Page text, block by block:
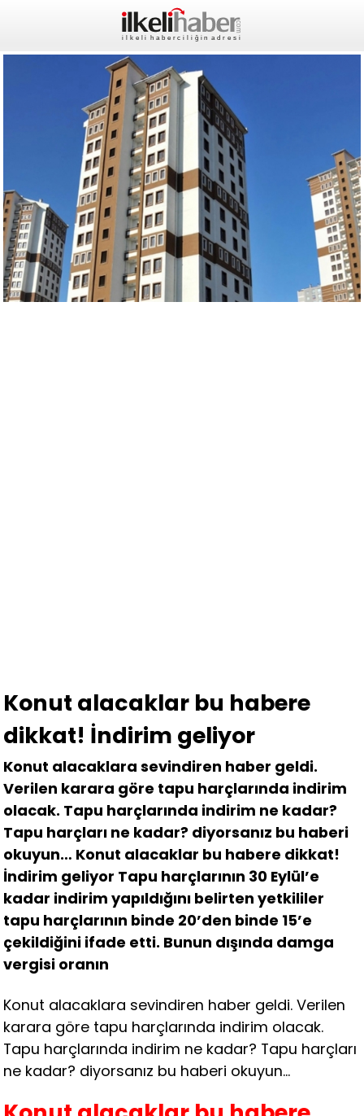
Konut alacaklar bu habere
dikkat! İndirim geliyor
Konut alacaklara sevindiren haber geldi.
Verilen karara göre tapu harçlarında indirim
olacak. Tapu harçlarında indirim ne kadar?
Tapu harçları ne kadar? diyorsanız bu haberi
okuyun… Konut alacaklar bu habere dikkat!
İndirim geliyor Tapu harçlarının 30 Eylül’e
kadar indirim yapıldığını belirten yetkililer
tapu harçlarının binde 20’den binde 15’e
çekildiğini ifade etti. Bunun dışında damga
vergisi oranın
Konut alacaklara sevindiren haber geldi. Verilen
karara göre tapu harçlarında indirim olacak.
Tapu harçlarında indirim ne kadar? Tapu harçları
ne kadar? diyorsanız bu haberi okuyun…